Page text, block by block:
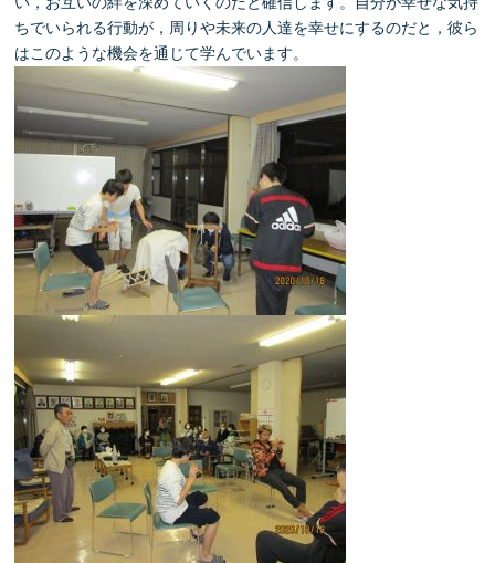
ちでいられる行動が，周りや未来の人達を幸せにするのだと，彼ら
はこのような機会を通じて学んでいます。